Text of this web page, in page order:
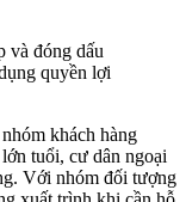
và đóng dấu
quyền lợi
khách hàng
tuổi, cư dân ngoại
Với nhóm đối tượng